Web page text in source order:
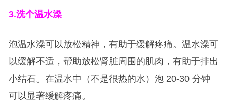
3.洗个温水澡
泡温水澡可以放松精神，有助于缓解疼痛。温水澡可
以缓解不适，帮助放松肾脏周围的肌肉，有助于排出
小结石。在温水中（不是很热的水）泡 20-30 分钟
可以显著缓解疼痛。